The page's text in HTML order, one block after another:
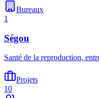
Bureaux
1
Ségou
Santé de la reproduction,
Projets
10